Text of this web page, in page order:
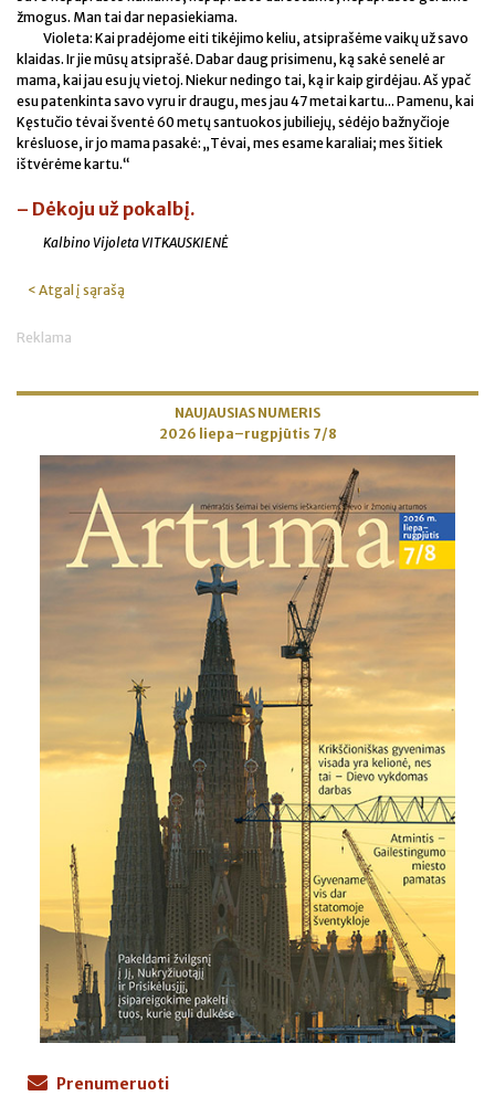
žmogus. Man tai dar nepasiekiama.
Violeta: Kai pradėjome eiti tikėjimo keliu, atsiprašėme vaikų už savo
klaidas. Ir jie mūsų atsiprašė. Dabar daug prisimenu, ką sakė senelė ar
mama, kai jau esu jų vietoj. Niekur nedingo tai, ką ir kaip girdėjau. Aš ypač
esu patenkinta savo vyru ir draugu, mes jau 47 metai kartu... Pamenu, kai
Kęstučio tėvai šventė 60 metų santuokos jubiliejų, sėdėjo bažnyčioje
krėsluose, ir jo mama pasakė: „Tėvai, mes esame karaliai; mes šitiek
ištvėrėme kartu.“
– Dėkoju už pokalbį.
Kalbino Vijoleta VITKAUSKIENĖ
< Atgal į sąrašą
Reklama
NAUJAUSIAS NUMERIS
2026 liepa–rugpjūtis 7/8
Prenumeruoti